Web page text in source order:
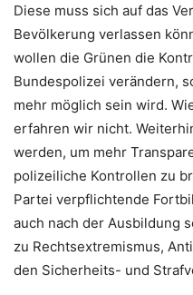
Diese muss sich auf das
Bevölkerung verlassen
wollen die Grünen die
Bundespolizei verändern,
mehr möglich sein wird.
erfahren wir nicht.
werden, um mehr
polizeiliche Kontrollen zu
Partei verpflichtende
auch nach der Ausbildung
zu Rechtsextremismus,
den Sicherheits- und